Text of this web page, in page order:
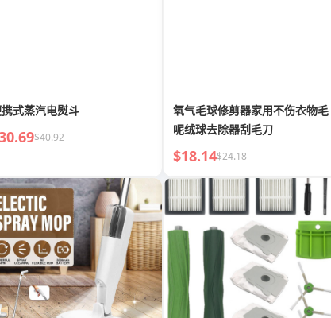
式蒸汽电熨斗
$40.92
氧气毛球修剪器家用不伤衣物毛
呢绒球去除器刮毛刀
$18.14$24.18